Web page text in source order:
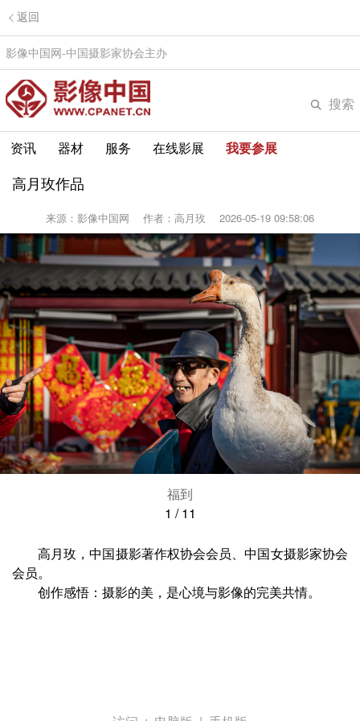
返回
影像中国网-中国摄影家协会主办
搜索
资讯 器材 服务 在线影展 我要参展
高月玫作品
来源：影像中国网 作者：高月玫 2026-05-19 09:58:06
福到
1 /11
高月玫，中国摄影著作权协会会员、中国女摄影家协会
会员。
创作感悟：摄影的美，是心境与影像的完美共情。